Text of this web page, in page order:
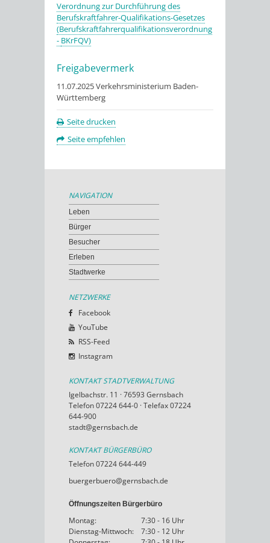
Verordnung zur Durchführung des
Berufskraftfahrer-Qualifikations-Gesetzes
(Berufskraftfahrerqualifikationsverordnung
- BKrFQV)
Freigabevermerk
11.07.2025Verkehrsministerium Baden-
Württemberg
Seite drucken
Seite empfehlen
NAVIGATION
Leben
Bürger
Besucher
Erleben
Stadtwerke
NETZWERKE
Facebook
YouTube
RSS-Feed
Instagram
KONTAKT STADTVERWALTUNG
Igelbachstr. 11 · 76593 Gernsbach
Telefon 07224 644-0 · Telefax 07224
644-900
stadt@gernsbach.de
KONTAKT BÜRGERBÜRO
Telefon 07224 644-449
buergerbuero@gernsbach.de
Öffnungszeiten Bürgerbüro
Montag:
7:30 - 16 Uhr
Dienstag-Mittwoch:
7:30 - 12 Uhr